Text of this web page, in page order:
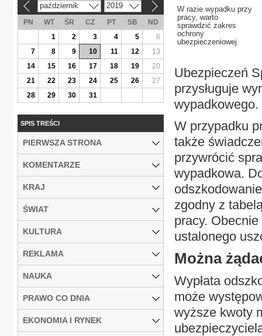
W razie wypadku przy
pracy, warto
sprawdzić zakres
ochrony
ubezpieczeniowej
Ubezpieczeń
przysługuje
wypadkowego.
W przypadku
także
przywrócić
wypadkowa.
zgodny z
pracy.
ustalonego
Można
Wypłata
może
wyższe kwoty
październik 2019
PN WT ŚR CZ PT SB
ND
1
2 3 4 5
6
7
8 9 10 11 12
13
14
15 16 17 18 19
20
21
22 23 24 25 26
27
28
29 30 31
SPIS TREŚCI
PIERWSZA STRONA
KOMENTARZE
KRAJ
ŚWIAT
KULTURA
REKLAMA
NAUKA
PRAWO CO DNIA
EKONOMIA I RYNEK